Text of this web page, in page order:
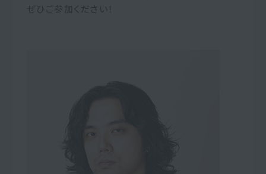
ぜひご参加ください！